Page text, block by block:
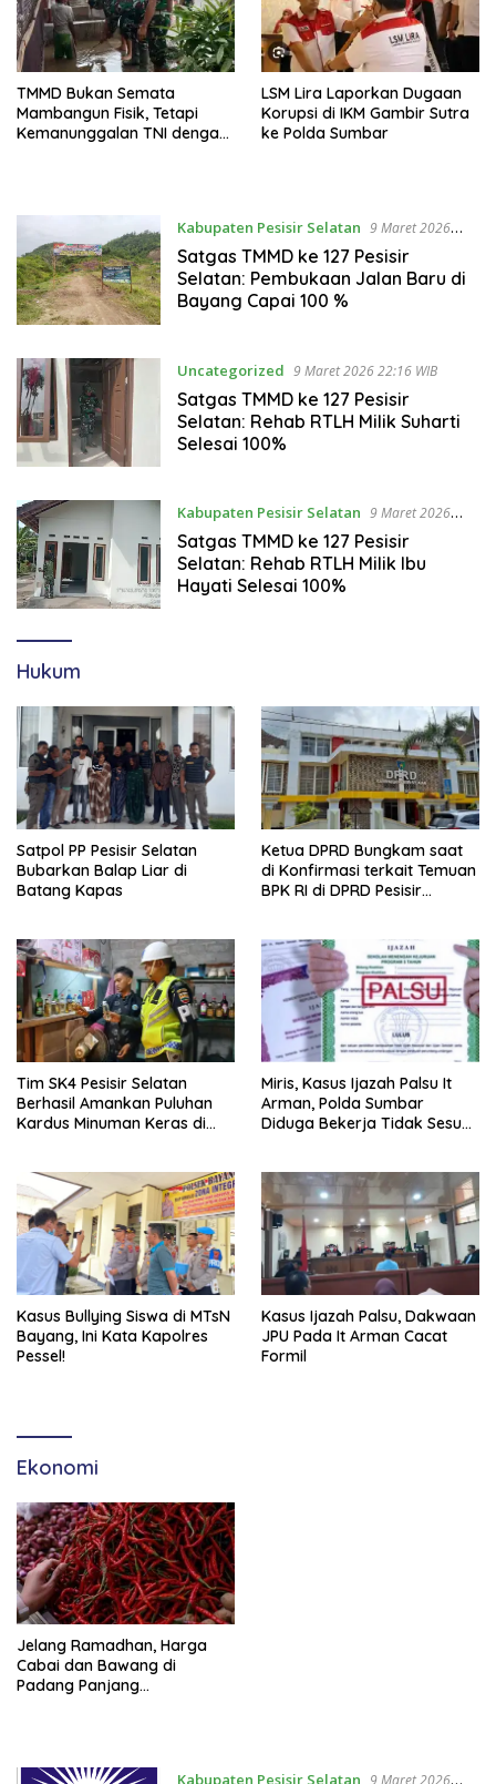
TMMD Bukan Semata
Mambangun Fisik, Tetapi
Kemanunggalan TNI dengan
LSM Lira Laporkan Dugaan
Korupsi di IKM Gambir Sutra
ke Polda Sumbar
Kabupaten Pesisir Selatan 9 Maret 2026
22:25 WIB
Satgas TMMD ke 127 Pesisir
Selatan: Pembukaan Jalan Baru di
Bayang Capai 100 %
Uncategorized 9 Maret 2026 22:16 WIB
Satgas TMMD ke 127 Pesisir
Selatan: Rehab RTLH Milik Suharti
Selesai 100%
Kabupaten Pesisir Selatan 9 Maret 2026
22:07 WIB
Satgas TMMD ke 127 Pesisir
Selatan: Rehab RTLH Milik Ibu
Hayati Selesai 100%
Hukum
Satpol PP Pesisir Selatan
Bubarkan Balap Liar di
Batang Kapas
Ketua DPRD Bungkam saat
di Konfirmasi terkait Temuan
BPK RI di DPRD Pesisir
Tim SK4 Pesisir Selatan
Berhasil Amankan Puluhan
Kardus Minuman Keras di
Miris, Kasus Ijazah Palsu It
Arman, Polda Sumbar
Diduga Bekerja Tidak Sesuai
Kasus Bullying Siswa di MTsN
Bayang, Ini Kata Kapolres
Pessel!
Kasus Ijazah Palsu, Dakwaan
JPU Pada It Arman Cacat
Formil
Ekonomi
Jelang Ramadhan, Harga
Cabai dan Bawang di
Padang Panjang
Kabupaten Pesisir Selatan